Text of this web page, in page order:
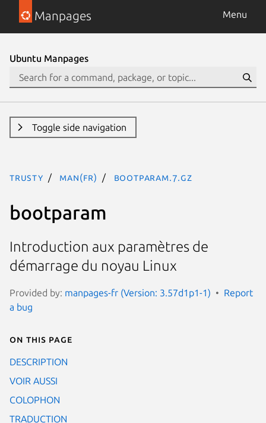
Manpages Menu
Ubuntu Manpages
Toggle side navigation
trusty man(fr) bootparam.7.gz
bootparam
Introduction aux paramètres de
démarrage du noyau Linux
Provided by: manpages-fr (Version: 3.57d1p1-1)
Report
a bug
On this page
DESCRIPTION
VOIR AUSSI
COLOPHON
TRADUCTION